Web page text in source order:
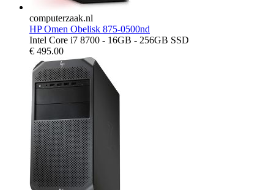
computerzaak.nl
HP Omen Obelisk 875-0500nd
Intel Core i7 8700 - 16GB - 256GB SSD
€ 495.00